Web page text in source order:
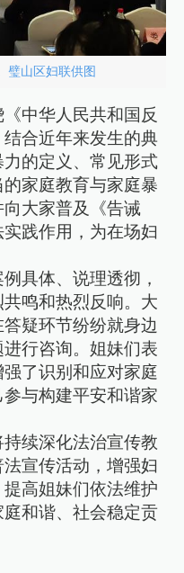
璧山区妇联供图
中华人民共和国反
合近年来发生的典
的定义、常见形式
家庭教育与家庭暴
大家普及《告诫
践作用，为在场妇
具体、说理透彻，
鸣和热烈反响。大
疑环节纷纷就身边
行咨询。姐妹们表
了识别和应对家庭
与构建平安和谐家
续深化法治宣传教
宣传活动，增强妇
高姐妹们依法维护
和谐、社会稳定贡